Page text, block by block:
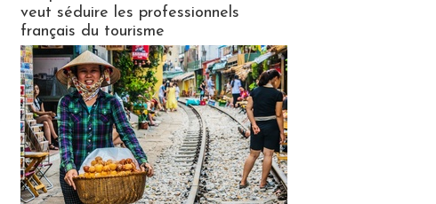
veut séduire les professionnels
français du tourisme